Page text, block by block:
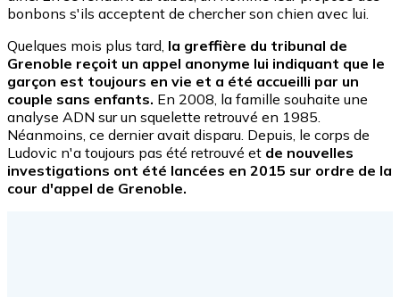
bonbons s'ils acceptent de chercher son chien avec lui.
Quelques mois plus tard, la greffière du tribunal de
Grenoble reçoit un appel anonyme lui indiquant que le
garçon est toujours en vie et a été accueilli par un
couple sans enfants. En 2008, la famille souhaite une
analyse ADN sur un squelette retrouvé en 1985.
Néanmoins, ce dernier avait disparu. Depuis, le corps de
Ludovic n'a toujours pas été retrouvé et de nouvelles
investigations ont été lancées en 2015 sur ordre de la
cour d'appel de Grenoble.